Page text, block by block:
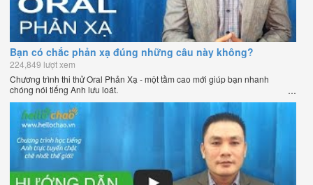
Bạn có chắc phản xạ đúng những câu này không?
224,849 lượt xem
Chương trình thi thử Oral Phản Xạ - một tầm cao mới giúp bạn nhanh
chóng nói tiếng Anh lưu loát.